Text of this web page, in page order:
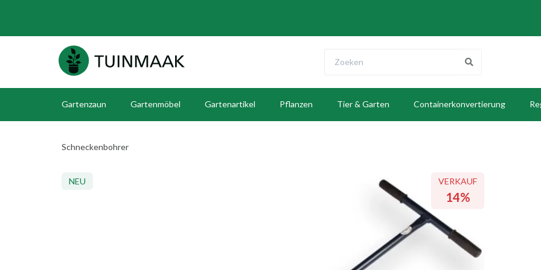
Gartenzaun Gartenmöbel Gartenartikel Pflanzen Tier & Garten Containerkonvertierung
Schneckenbohrer
NEU VERKAUF
14%
VERKAUF
14%
VERKAUF
14%